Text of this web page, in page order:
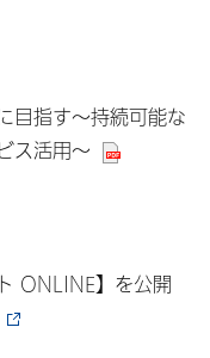
目指す～持続可能な
ス活用～
ONLINE】を公開